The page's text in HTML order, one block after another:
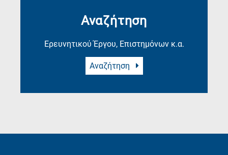
Αναζήτηση
Ερευνητικού Έργου, Επιστημόνων κ.α.
Αναζήτηση